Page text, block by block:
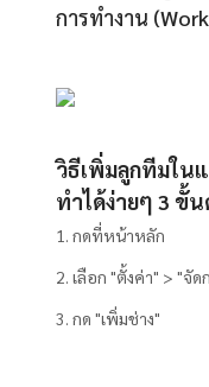
การทำงาน
วิธีเพิ่มลูกทีมในแ
ทำได้ง่ายๆ 3 ขั้
1. กดที่หน้าหลัก
2. เลือก "ตั้งค่า" > "จัด
3. กด "เพิ่มช่าง"